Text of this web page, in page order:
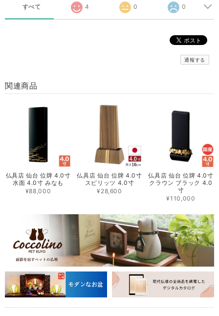
すべて 4 0 0
通報する
関連商品
仏具店 仙台 位牌 4.0寸
水面 4.0寸 みなも
¥88,000
仏具店 仙台 位牌 4.0寸
スピリッツ 4.0寸
¥28,600
仏具店 仙台 位牌 4.0寸
クラウン ブラック 4.0
寸
¥110,000